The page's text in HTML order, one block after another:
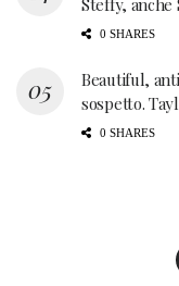
Steffy, anche
0 SHARES
Beautiful,
sospetto.
0 SHARES